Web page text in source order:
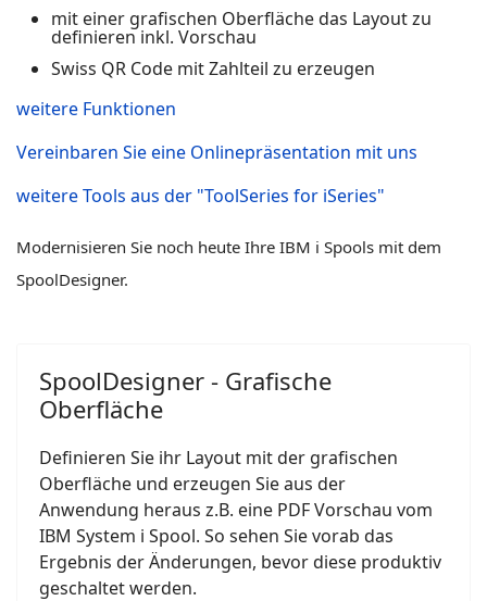
mit einer grafischen Oberfläche das Layout zu
definieren inkl. Vorschau
Swiss QR Code mit Zahlteil zu erzeugen
weitere Funktionen
Vereinbaren Sie eine Onlinepräsentation mit uns
weitere Tools aus der "ToolSeries for iSeries"
Modernisieren Sie noch heute Ihre IBM i Spools mit dem
SpoolDesigner.
SpoolDesigner - Grafische
Oberfläche
Definieren Sie ihr Layout mit der grafischen
Oberfläche und erzeugen Sie aus der
Anwendung heraus z.B. eine PDF Vorschau vom
IBM System i Spool. So sehen Sie vorab das
Ergebnis der Änderungen, bevor diese produktiv
geschaltet werden.